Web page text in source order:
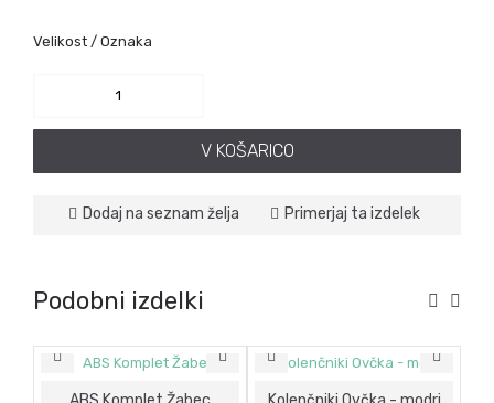
Velikost / Oznaka
V KOŠARICO
Dodaj na seznam želja Primerjaj ta izdelek
Podobni izdelki